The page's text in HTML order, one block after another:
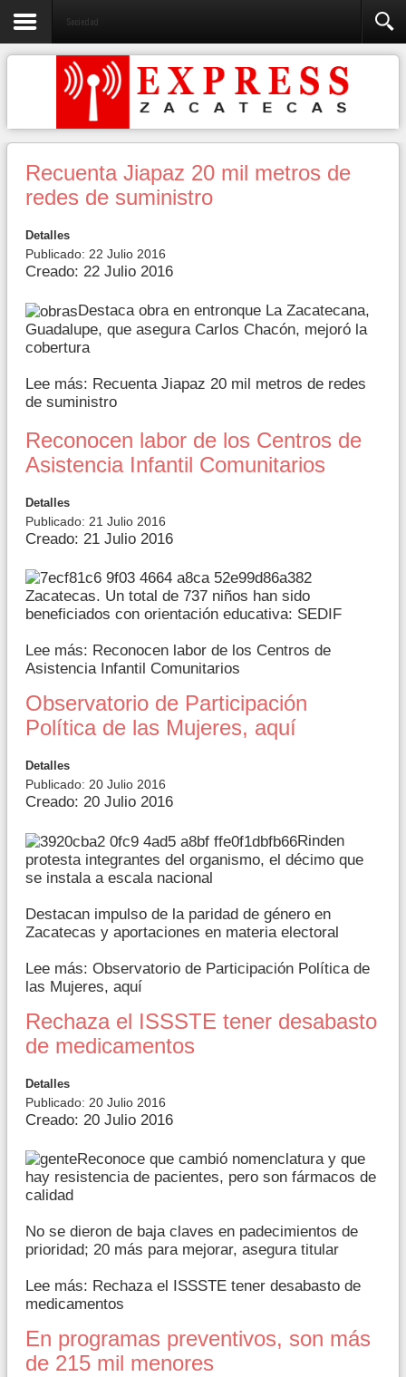
Sociedad
Recuenta Jiapaz 20 mil metros de
redes de suministro
Detalles
Publicado: 22 Julio 2016
Creado: 22 Julio 2016
Destaca obra en entronque La Zacatecana,
Guadalupe, que asegura Carlos Chacón, mejoró la
cobertura
Lee más: Recuenta Jiapaz 20 mil metros de redes
de suministro
Reconocen labor de los Centros de
Asistencia Infantil Comunitarios
Detalles
Publicado: 21 Julio 2016
Creado: 21 Julio 2016
Zacatecas. Un total de 737 niños han sido
beneficiados con orientación educativa: SEDIF
Lee más: Reconocen labor de los Centros de
Asistencia Infantil Comunitarios
Observatorio de Participación
Política de las Mujeres, aquí
Detalles
Publicado: 20 Julio 2016
Creado: 20 Julio 2016
Rinden
protesta integrantes del organismo, el décimo que
se instala a escala nacional
Destacan impulso de la paridad de género en
Zacatecas y aportaciones en materia electoral
Lee más: Observatorio de Participación Política de
las Mujeres, aquí
Rechaza el ISSSTE tener desabasto
de medicamentos
Detalles
Publicado: 20 Julio 2016
Creado: 20 Julio 2016
Reconoce que cambió nomenclatura y que
hay resistencia de pacientes, pero son fármacos de
calidad
No se dieron de baja claves en padecimientos de
prioridad; 20 más para mejorar, asegura titular
Lee más: Rechaza el ISSSTE tener desabasto de
medicamentos
En programas preventivos, son más
de 215 mil menores